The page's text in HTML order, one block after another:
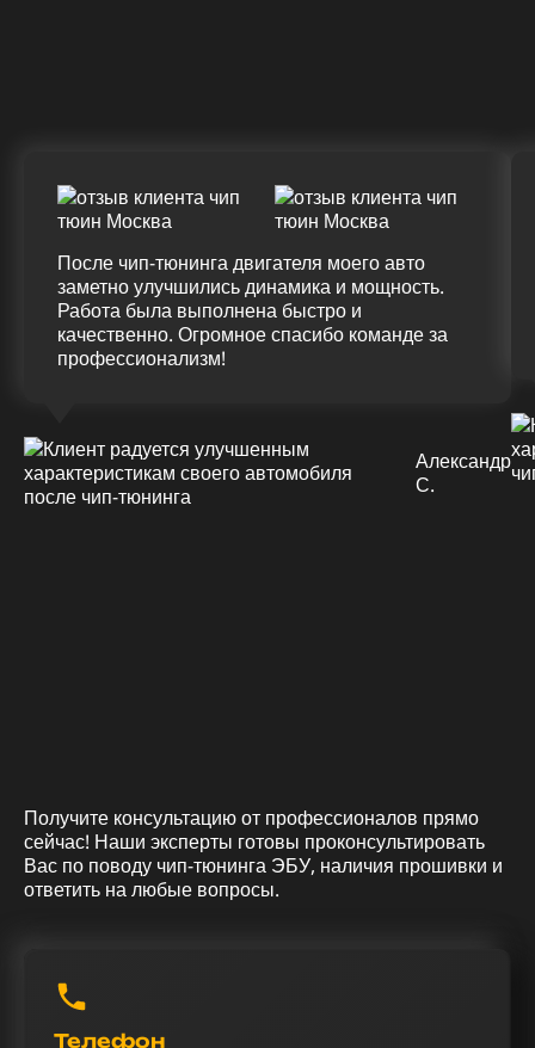
После чип-тюнинга двигателя моего авто
заметно улучшились динамика и мощность.
Работа была выполнена быстро и
качественно. Огромное спасибо команде за
профессионализм!
Александр
С.
Получите консультацию от профессионалов прямо
сейчас! Наши эксперты готовы проконсультировать
Вас по поводу чип-тюнинга ЭБУ, наличия прошивки и
ответить на любые вопросы.
Телефон